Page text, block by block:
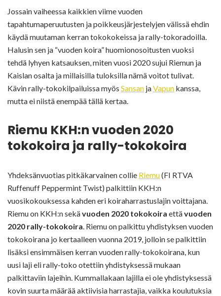
Jossain vaiheessa kaikkien viime vuoden
tapahtumaperuutusten ja poikkeusjärjestelyjen välissä ehdin
käydä muutaman kerran tokokokeissa ja rally-tokoradoilla.
Halusin sen ja “vuoden koira” huomionosoitusten vuoksi
tehdä lyhyen katsauksen, miten vuosi 2020 sujui Riemun ja
Kaislan osalta ja millaisilla tuloksilla nämä voitot tulivat.
Kävin rally-tokokilpailuissa myös Sansan jaVapun kanssa,
mutta ei niistä enempää tällä kertaa.
Riemu KKH:n vuoden 2020
tokokoira ja rally-tokokoira
Yhdeksänvuotias pitkäkarvainen collie Riemu(FI RTVA
Ruffenuff Peppermint Twist) palkittiin KKH:n
vuosikokouksessa kahden eri koiraharrastuslajin voittajana.
Riemu on KKH:n sekävuoden 2020 tokokoira ettävuoden
2020 rally-tokokoira. Riemu on palkittu yhdistyksen vuoden
tokokoirana jo kertaalleen vuonna 2019, jolloin se palkittiin
lisäksi ensimmäisen kerran vuoden rally-tokokoirana, kun
uusi laji eli rally-toko otettiin yhdistyksessä mukaan
palkittaviin lajeihin. Kummallakaan lajilla ei ole yhdistyksessä
kovin suurta määrää aktiivisia harrastajia, vaikka koulutuksia